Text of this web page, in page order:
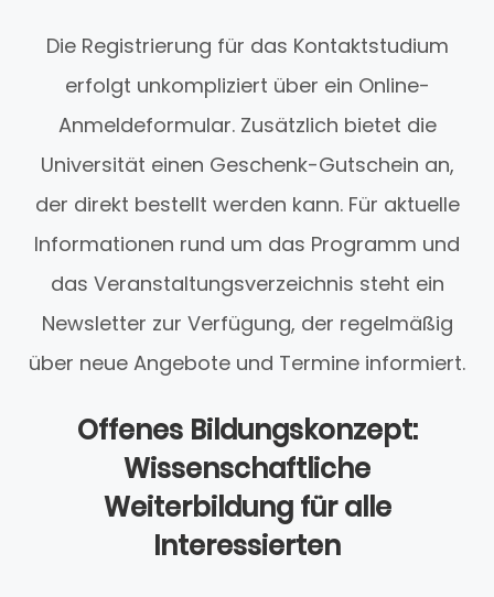
Die Registrierung für das Kontaktstudium
erfolgt unkompliziert über ein Online-
Anmeldeformular. Zusätzlich bietet die
Universität einen Geschenk-Gutschein an,
der direkt bestellt werden kann. Für aktuelle
Informationen rund um das Programm und
das Veranstaltungsverzeichnis steht ein
Newsletter zur Verfügung, der regelmäßig
über neue Angebote und Termine informiert.
Offenes Bildungskonzept:
Wissenschaftliche
Weiterbildung für alle
Interessierten